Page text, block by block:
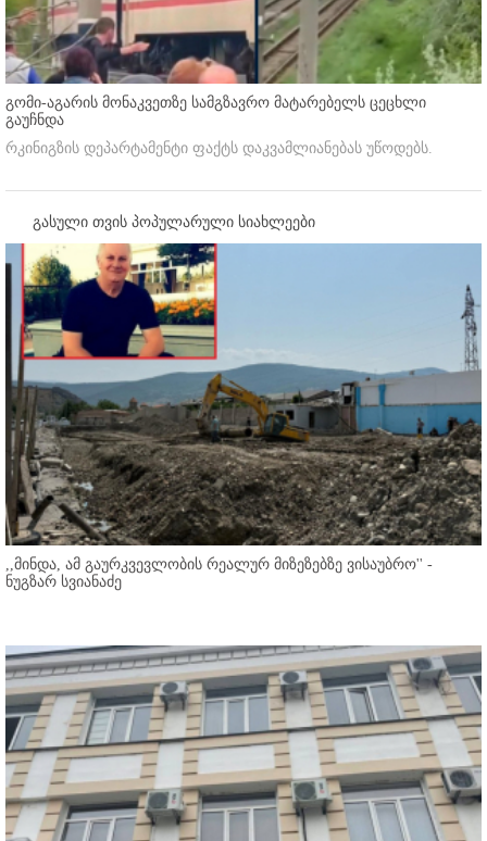
გომი-აგარის მონაკვეთზე სამგზავრო მატარებელს ცეცხლი
გაუჩნდა
რკინიგზის დეპარტამენტი ფაქტს დაკვამლიანებას უწოდებს.
გასული თვის პოპულარული სიახლეები
,,მინდა, ამ გაურკვევლობის რეალურ მიზეზებზე ვისაუბრო'' -
ნუგზარ სვიანაძე